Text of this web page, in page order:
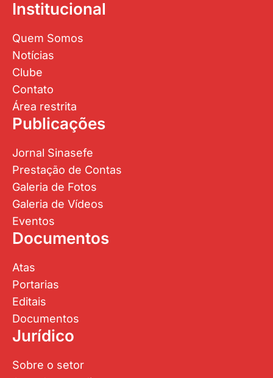
Institucional
Quem Somos
Notícias
Clube
Contato
Área restrita
Publicações
Jornal Sinasefe
Prestação de Contas
Galeria de Fotos
Galeria de Vídeos
Eventos
Documentos
Atas
Portarias
Editais
Documentos
Jurídico
Sobre o setor